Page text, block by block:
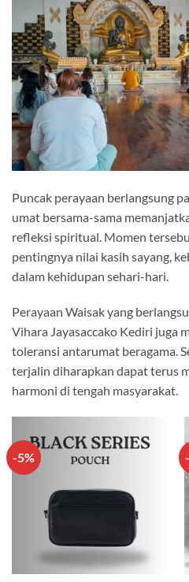
Puncak perayaan berlangsung
umat bersama-sama
refleksi spiritual. Momen
pentingnya nilai kasih sayang,
dalam kehidupan sehari-hari.
Perayaan Waisak yang
Vihara Jayasaccako Kediri juga
toleransi antarumat beragama.
terjalin diharapkan dapat terus
harmoni di tengah masyarakat.
-5%